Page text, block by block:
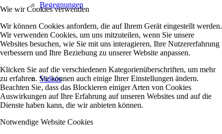
Begegnungen
Videos
Wie wir Cookies verwenden
Wir können Cookies anfordern, die auf Ihrem Gerät eingestellt werden.
Wir verwenden Cookies, um uns mitzuteilen, wenn Sie unsere
Websites besuchen, wie Sie mit uns interagieren, Ihre Nutzererfahrung
verbessern und Ihre Beziehung zu unserer Website anpassen.
Klicken Sie auf die verschiedenen Kategorienüberschriften, um mehr
zu erfahren. Sie können auch einige Ihrer Einstellungen ändern.
Beachten Sie, dass das Blockieren einiger Arten von Cookies
Auswirkungen auf Ihre Erfahrung auf unseren Websites und auf die
Dienste haben kann, die wir anbieten können.
Notwendige Website Cookies